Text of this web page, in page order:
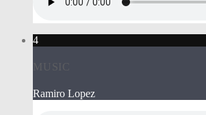
4
MUSIC
Ramiro Lopez